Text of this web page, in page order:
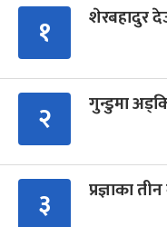
१ शेरबहादुर
२ गुन्डुमा
३ प्रज्ञाका